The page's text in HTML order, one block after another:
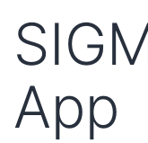
App